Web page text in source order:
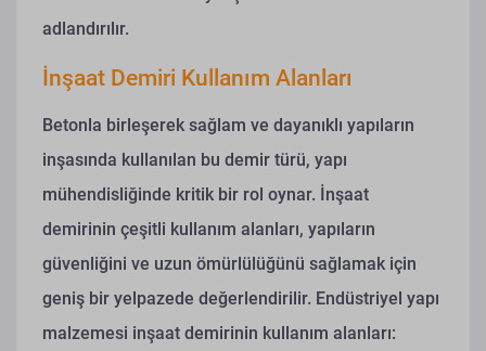
adlandırılır.
İnşaat Demiri Kullanım Alanları
Betonla birleşerek sağlam ve dayanıklı yapıların
inşasında kullanılan bu demir türü, yapı
mühendisliğinde kritik bir rol oynar. İnşaat
demirinin çeşitli kullanım alanları, yapıların
güvenliğini ve uzun ömürlülüğünü sağlamak için
geniş bir yelpazede değerlendirilir. Endüstriyel yapı
malzemesi inşaat demirinin kullanım alanları: